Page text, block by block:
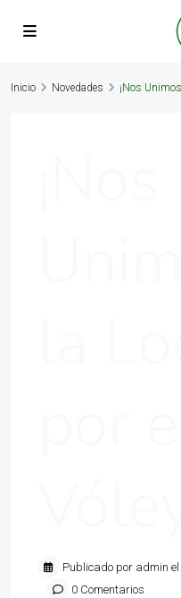
Inicio Novedades ¡Nos
Publicado por admin el
0 Comentarios